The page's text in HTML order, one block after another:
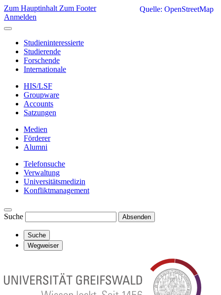
Zum Hauptinhalt Zum Footer
Anmelden
Studieninteressierte
Studierende
Forschende
Internationale
HIS/LSF
Groupware
Accounts
Satzungen
Medien
Förderer
Alumni
Telefonsuche
Verwaltung
Universitätsmedizin
Konfliktmanagement
Suche Absenden
Suche
Wegweiser
Quelle: OpenStreetMap